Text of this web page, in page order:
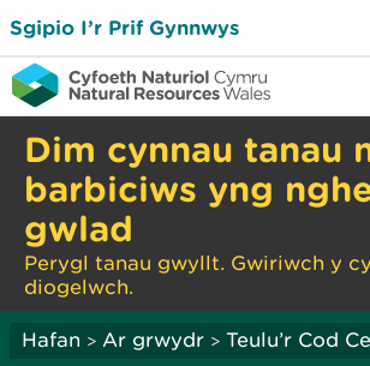
Sgipio I’r Prif Gynnwys
Dim cynnau tanau
barbiciws yng
gwlad
Perygl tanau gwyllt. Gwiriwch y
diogelwch.
Hafan > Ar grwydr > Teulu’r Cod